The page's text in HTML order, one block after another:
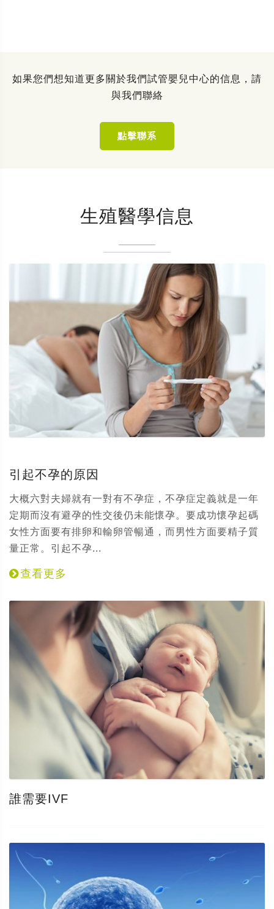
如果您們想知道更多關於我們試管嬰兒中心的信息，請
與我們聯絡
點擊聯系
生殖醫學信息
引起不孕的原因
大概六對夫婦就有一對有不孕症，不孕症定義就是一年
定期而沒有避孕的性交後仍未能懷孕。要成功懷孕起碼
女性方面要有排卵和輸卵管暢通，而男性方面要精子質
量正常。引起不孕...
查看更多
誰需要IVF